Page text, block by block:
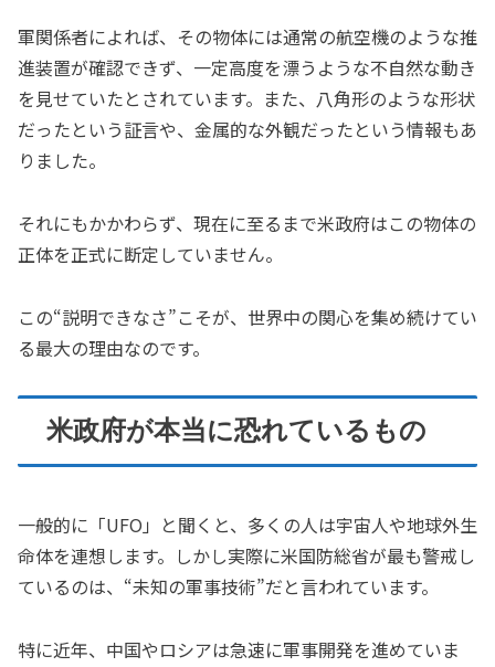
軍関係者によれば、その物体には通常の航空機のような推
進装置が確認できず、一定高度を漂うような不自然な動き
を見せていたとされています。また、八角形のような形状
だったという証言や、金属的な外観だったという情報もあ
りました。
それにもかかわらず、現在に至るまで米政府はこの物体の
正体を正式に断定していません。
この“説明できなさ”こそが、世界中の関心を集め続けてい
る最大の理由なのです。
米政府が本当に恐れているもの
一般的に「UFO」と聞くと、多くの人は宇宙人や地球外生
命体を連想します。しかし実際に米国防総省が最も警戒し
ているのは、“未知の軍事技術”だと言われています。
特に近年、中国やロシアは急速に軍事開発を進めていま